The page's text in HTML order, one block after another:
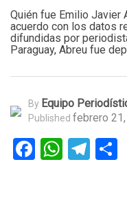
Quién fue Emilio Javier
acuerdo con los datos
difundidas por
Paraguay, Abreu fue
By Equipo
Published febrero
Facebook